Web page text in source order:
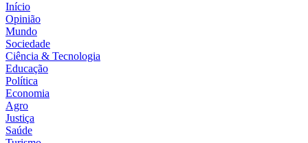
Início
Opinião
Mundo
Sociedade
Ciência & Tecnologia
Educação
Política
Economia
Agro
Justiça
Saúde